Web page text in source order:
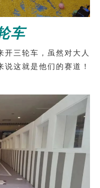
车
开三轮车，虽然对大人
这就是他们的赛道！